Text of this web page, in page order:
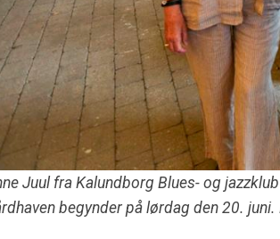
Juul fra Kalundborg Blues- og
begynder på lørdag den 20.